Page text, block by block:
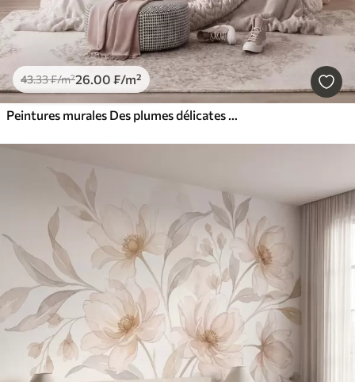
43.33₣/m²26.00 ₣/m²
Peintures murales Des plumes délicates et aériennes, nimbées d'une brume rose-pêche aux reflets chatoyants